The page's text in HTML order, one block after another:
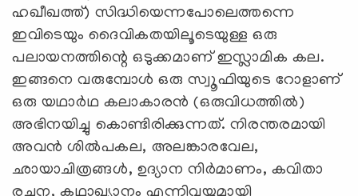
ഹഖീഖത്ത്‌) സിദ്ധിയെന്നപോലെത്തന്നെ
ഇവിടെയും ദൈവികതയിലൂടെയുള്ള ഒരു
പലായനത്തിന്റെ ഒടുക്കമാണ്‌ ഇസ്ലാമിക കല.
ഇങ്ങനെ വരുമ്പോള്‍ ഒരു സ്വൂഫിയുടെ റോളാണ്‌
ഒരു യഥാര്‍ഥ കലാകാരന്‍ (ഒരുവിധത്തില്‍)
അഭിനയിച്ചു കൊണ്ടിരിക്കുന്നത്‌. നിരന്തരമായി
അവന്‍ ശില്‍പകല, അലങ്കാരവേല,
ഛായാചിത്രങ്ങള്‍, ഉദ്യാന നിര്‍മാണം, കവിതാ
രചന, കഥാഖ്യാനം എന്നിവയുമായി